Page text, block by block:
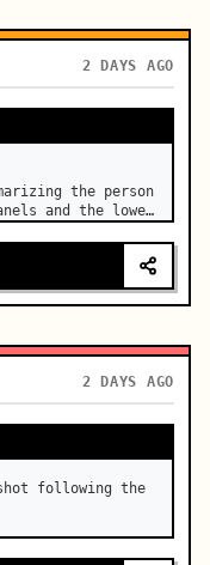
2 DAYS AGO
the person
and the lower
and whole body
in the vi…
2 DAYS AGO
following the